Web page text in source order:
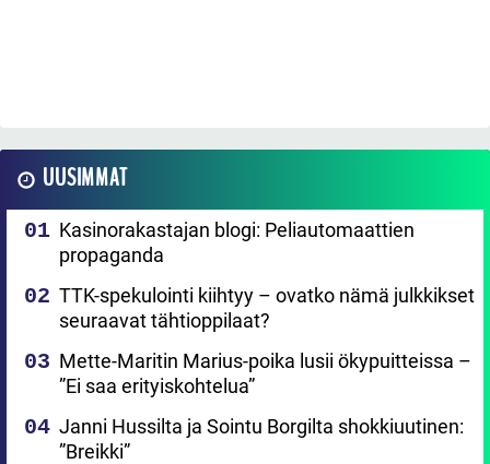
UUSIMMAT
Kasinorakastajan blogi: Peliautomaattien
propaganda
TTK-spekulointi kiihtyy – ovatko nämä julkkikset
seuraavat tähtioppilaat?
Mette-Maritin Marius-poika lusii ökypuitteissa –
”Ei saa erityiskohtelua”
Janni Hussilta ja Sointu Borgilta shokkiuutinen:
”Breikki”